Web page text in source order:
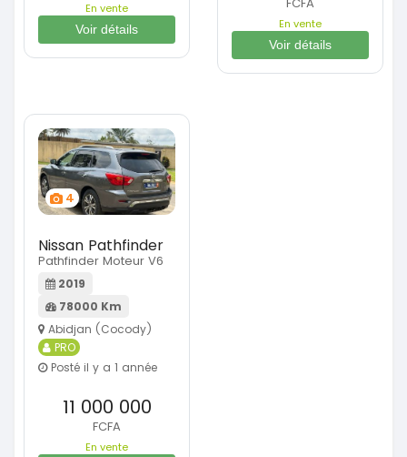
En vente
Voir détails
En vente
Voir détails
4
Nissan Pathfinder
Pathfinder Moteur V6
2019
78000 Km
Abidjan (Cocody)
PRO
Posté il y a 1 année
11 000 000
FCFA
En vente